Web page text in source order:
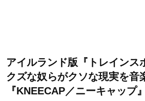
アイルランド版『トレインス
クズな奴らがクソな現実を音
『KNEECAP／ニーキャップ